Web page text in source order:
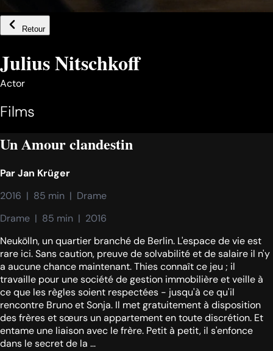
Retour
Julius Nitschkoff
Actor
Films
Un Amour clandestin
ParJan Krüger
2016  |  85 min  |  Drame
Drame  |  85 min  |  2016
Neukölln, un quartier branché de Berlin. L'espace de vie est
rare ici. Sans caution, preuve de solvabilité et de salaire il n'y
a aucune chance maintenant. Thies connaît ce jeu ; il
travaille pour une société de gestion immobilière et veille à
ce que les règles soient respectées - jusqu'à ce qu'il
rencontre Bruno et Sonja. Il met gratuitement à disposition
des frères et sœurs un appartement en toute discrétion. Et
entame une liaison avec le frère. Petit à petit, il s'enfonce
dans le secret de la ...